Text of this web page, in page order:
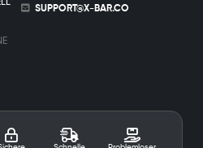
SUPPORT@X-BAR.CO